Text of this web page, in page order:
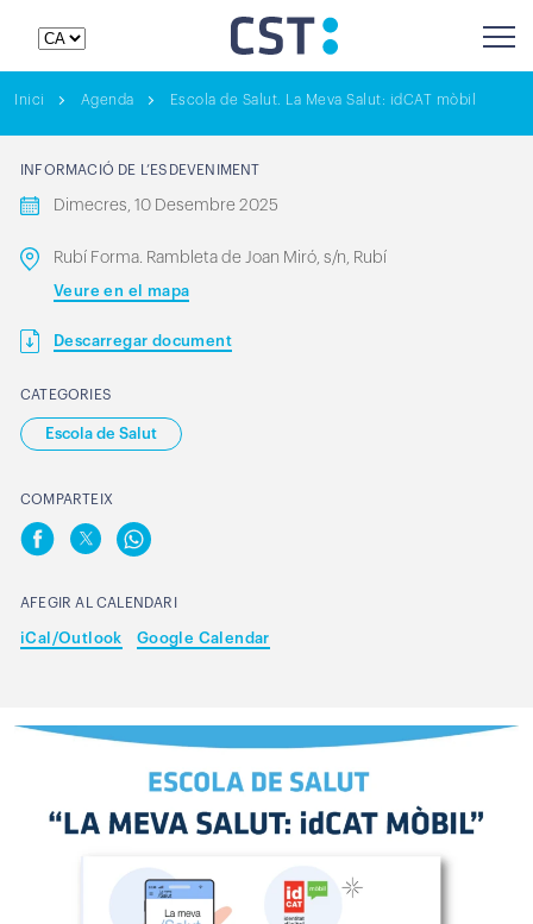
Inici Agenda Escola de Salut. La Meva Salut: idCAT mòbil
INFORMACIÓ DE L’ESDEVENIMENT
Dimecres, 10 Desembre 2025
Rubí Forma. Rambleta de Joan Miró, s/n, Rubí
Veure en el mapa
Descarregar document
CATEGORIES
Escola de Salut
COMPARTEIX
AFEGIR AL CALENDARI
iCal/Outlook Google Calendar